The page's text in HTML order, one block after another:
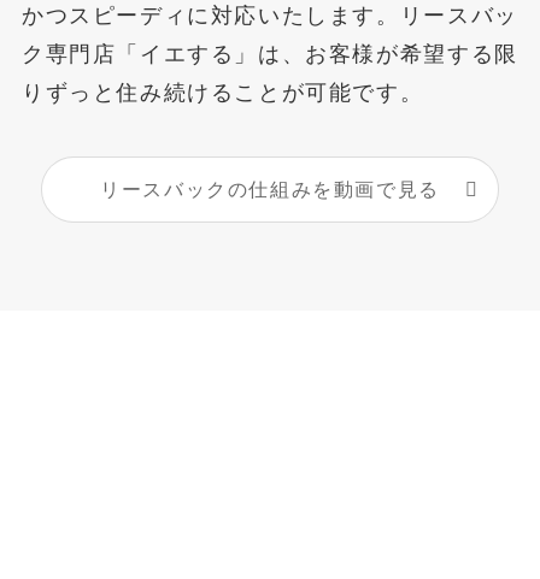
かつスピーディに対応いたします。リースバッ
ク専門店「イエする」は、お客様が希望する限
りずっと住み続けることが可能です。
リースバックの仕組みを動画で見る